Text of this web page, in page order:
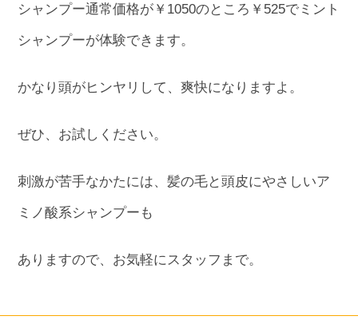
シャンプー通常価格が￥1050のところ￥525でミント
シャンプーが体験できます。
かなり頭がヒンヤリして、爽快になりますよ。
ぜひ、お試しください。
刺激が苦手なかたには、髪の毛と頭皮にやさしいア
ミノ酸系シャンプーも
ありますので、お気軽にスタッフまで。